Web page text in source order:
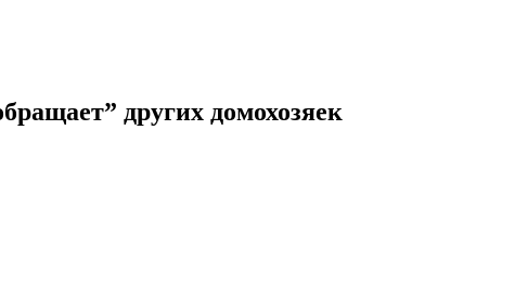
других домохозяек